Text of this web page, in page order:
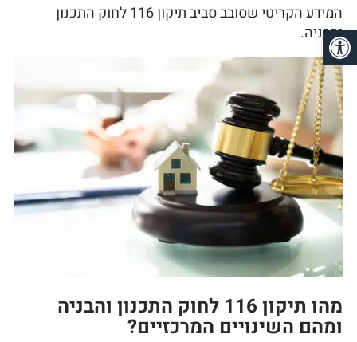
המידע הקריטי שסובב סביב תיקון 116 לחוק התכנון
והבניה.
מהו תיקון 116 לחוק התכנון והבניה
ומהם השינויים המרכזיים?
פתח סרגל נגישות